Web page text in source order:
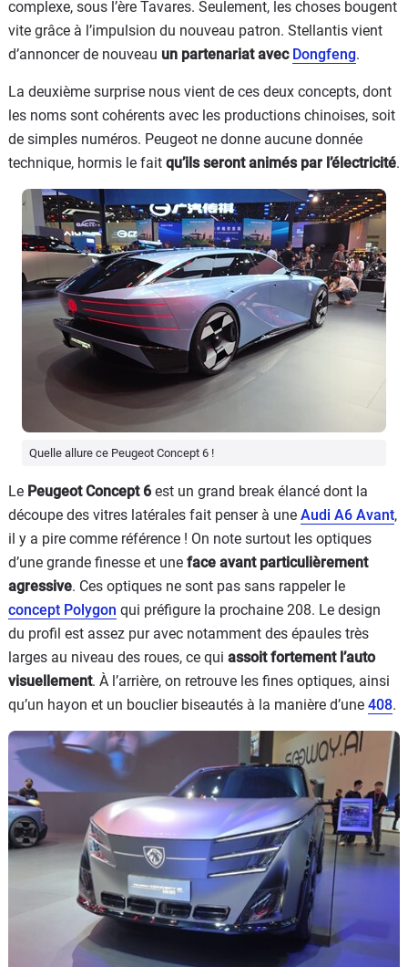
complexe, sous l’ère Tavares. Seulement, les choses bougent
vite grâce à l’impulsion du nouveau patron. Stellantis vient
d’annoncer de nouveau un partenariat avec Dongfeng.
La deuxième surprise nous vient de ces deux concepts, dont
les noms sont cohérents avec les productions chinoises, soit
de simples numéros. Peugeot ne donne aucune donnée
technique, hormis le fait qu’ils seront animés par l’électricité.
Quelle allure ce Peugeot Concept 6 !
Le Peugeot Concept 6 est un grand break élancé dont la
découpe des vitres latérales fait penser à une Audi A6 Avant,
il y a pire comme référence ! On note surtout les optiques
d’une grande finesse et une face avant particulièrement
agressive. Ces optiques ne sont pas sans rappeler le
concept Polygon qui préfigure la prochaine 208. Le design
du profil est assez pur avec notamment des épaules très
larges au niveau des roues, ce qui assoit fortement l’auto
visuellement. À l’arrière, on retrouve les fines optiques, ainsi
qu’un hayon et un bouclier biseautés à la manière d’une 408.